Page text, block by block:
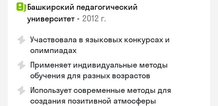
Башкирский педагогический
университет • 2012 г.
Участвовала в языковых конкурсах и
олимпиадах
Применяет индивидуальные методы
обучения для разных возрастов
Использует современные методы для
создания позитивной атмосферы